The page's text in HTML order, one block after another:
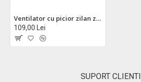
Ventilator cu picior zilan zln1092 - 55w, 3 viteze, inaltime reglabila, oscilatie 2500 rpm
109,00 Lei
SUPORT CLIENTI